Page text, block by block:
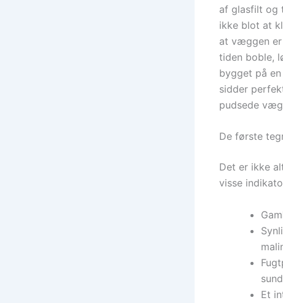
af glasfilt og
ikke blot at
at væggen er
tiden boble,
bygget på
sidder
pudsede
De første
Det er ikke
visse
Et